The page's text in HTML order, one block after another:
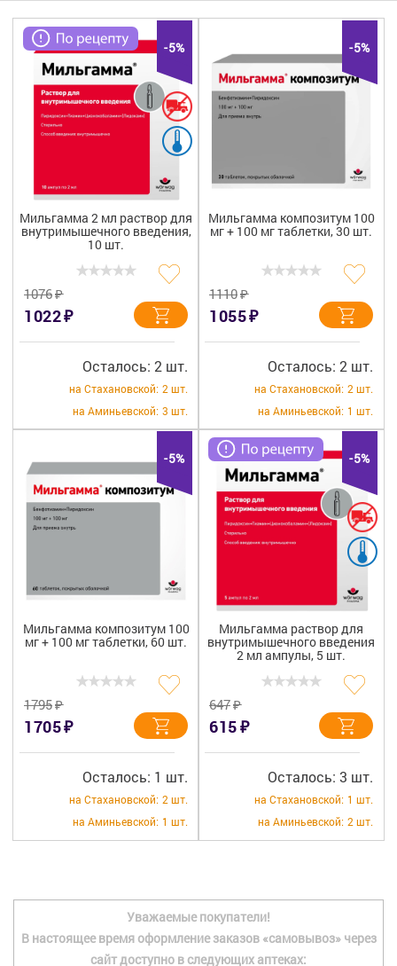
Изделия медицинского назначения
Планирование семьи
Медтехника
Ортопедия
Мама и малыш
Витамины
Скидки и акции
+7 (495) 921-40-74 Вакансии
-5%
Мильгамма 2 мл раствор для
внутримышечного введения,
10 шт.
1076₽
1022₽
Осталось: 2 шт.
на Стахановской: 2 шт.
на Аминьевской: 3 шт.
-5%
Мильгамма композитум 100
мг + 100 мг таблетки, 30 шт.
1110₽
1055₽
Осталось: 2 шт.
на Стахановской: 2 шт.
на Аминьевской: 1 шт.
-5%
Мильгамма композитум 100
мг + 100 мг таблетки, 60 шт.
1795₽
1705₽
Осталось: 1 шт.
на Стахановской: 2 шт.
на Аминьевской: 1 шт.
-5%
Мильгамма раствор для
внутримышечного введения
2 мл ампулы, 5 шт.
647₽
615₽
Осталось: 3 шт.
на Стахановской: 1 шт.
на Аминьевской: 2 шт.
Уважаемые покупатели!
В настоящее время оформление заказов «самовывоз» через
сайт доступно в следующих аптеках: